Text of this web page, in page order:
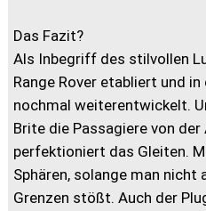
Das Fazit?
Als Inbegriff des stilvollen
Range Rover etabliert und
nochmal weiterentwickelt.
Brite die Passagiere von
perfektioniert das Gleiten.
Sphären, solange man nicht
Grenzen stößt. Auch der